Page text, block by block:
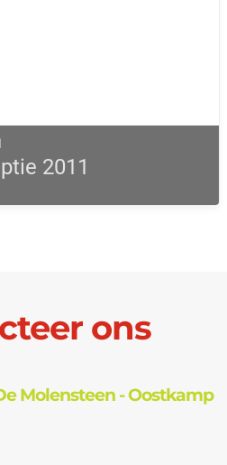
2011
ons
Molensteen - Oostkamp